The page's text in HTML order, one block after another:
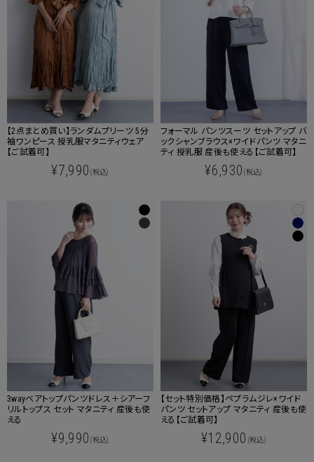
【2点まとめ買い】ランダムプリーツ 5分
袖ワンピース 授乳服マタニティウェア
【ご試着可】
¥7,990 (税込)
フォーマル パンツスーツ セットアップ バ
ックシャンブラウス×ワイドパンツ マタニ
ティ 授乳服 産後も使える【ご試着可】
¥6,930 (税込)
3wayベアトップパンツドレス＋シアーフ
リルトップス セット マタニティ 産後も使
える
¥9,990 (税込)
【セット特別価格】ペプラムジレ×ワイド
パンツ セットアップ マタニティ 産後も使
える【ご試着可】
¥12,900 (税込)